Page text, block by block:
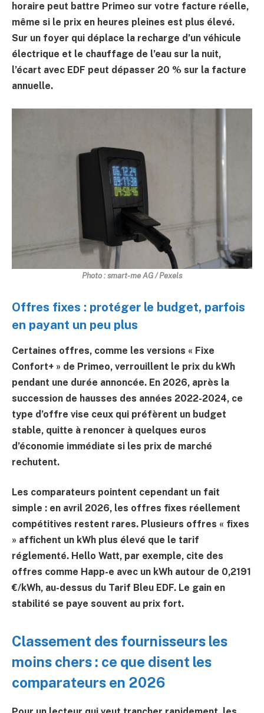
horaire peut battre Primeo sur votre facture réelle,
même si le prix en heures pleines est plus élevé.
Sur un foyer qui déplace la recharge d’un véhicule
électrique et le chauffage de l’eau sur la nuit,
l’écart avec EDF peut dépasser 20 % sur la facture
annuelle.
Photo : smart-me AG / Pexels
Offres fixes : protéger le budget, parfois
en payant un peu plus
Certaines offres, comme les versions « Fixe
Confort+ » de Primeo, verrouillent le prix du kWh
pendant une durée annoncée. En 2026, après la
succession de hausses des années 2022-2024, ce
type d’offre vise ceux qui préfèrent un budget
stable, quitte à renoncer à quelques euros
d’économie immédiate si les prix de marché
rechutent.
Les comparateurs pointent cependant un fait
simple : en avril 2026, les offres fixes réellement
compétitives restent rares. Plusieurs offres « fixes
» affichent un kWh plus élevé que le tarif
réglementé. Hello Watt, par exemple, cite des
offres comme Happ-e avec un kWh autour de 0,2191
€/kWh, au-dessus du Tarif Bleu EDF. Le gain en
stabilité se paye souvent au prix fort.
Classement des fournisseurs les
moins chers : ce que disent les
comparateurs en 2026